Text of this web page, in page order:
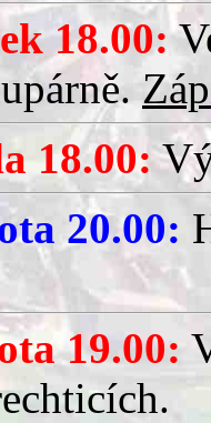
18.00:
18.00:
20.00:
19.00: